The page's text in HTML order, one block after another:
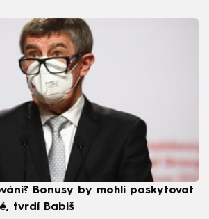
Bonusy by mohli poskytovat
tvrdí Babiš